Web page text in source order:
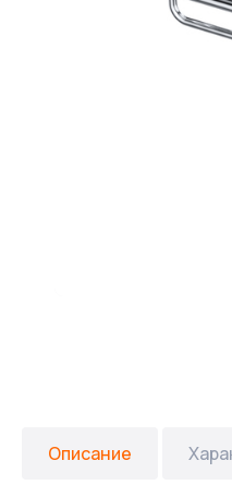
Описание